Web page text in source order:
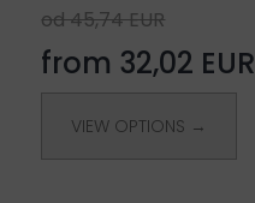
od 45,74 EUR
from 32,02 EUR
VIEW OPTIONS →